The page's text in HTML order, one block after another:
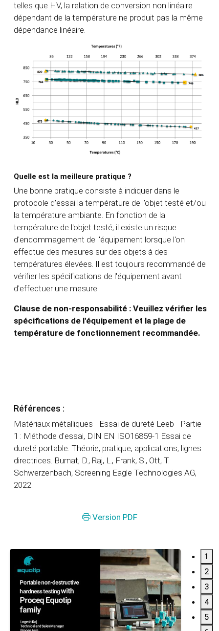
telles que HV, la relation de conversion non linéaire
dépendant de la température ne produit pas la même
dépendance linéaire.
Quelle est la meilleure pratique ?
Une bonne pratique consiste à indiquer dans le
protocole d'essai la température de l'objet testé et/ou
la température ambiante. En fonction de la
température de l'objet testé, il existe un risque
d'endommagement de l'équipement lorsque l'on
effectue des mesures sur des objets à des
températures élevées. Il est toujours recommandé de
vérifier les spécifications de l'équipement avant
d'effectuer une mesure.
Clause de non-responsabilité : Veuillez vérifier les
spécifications de l'équipement et la plage de
température de fonctionnement recommandée.
Références :
Matériaux métalliques - Essai de dureté Leeb - Partie
1 : Méthode d'essai, DIN EN ISO16859-1 Essai de
dureté portable. Théorie, pratique, applications, lignes
directrices. Burnat, D., Raj, L., Frank, S., Ott, T.
Schwerzenbach, Screening Eagle Technologies AG,
2022.
Version PDF
1
2
3
4
5